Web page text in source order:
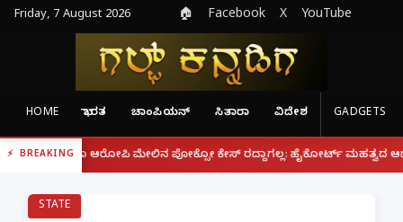
Friday, 7 August 2026 🏠 Facebook X YouTube
HOME ಭಾರತ ಚಾಂಪಿಯನ್ ಸಿತಾರಾ ವಿದೇಶ GADGETS
BREAKING
ಆರೋಪಿ ಮೇಲಿನ ಪೋಕ್ಸೋ ಕೇಸ್ ರದ್ದಾಗಲ್ಲ: ಹೈಕೋರ್ಟ್ ಮಹತ್ವದ ಆದೇಶ |
STATE